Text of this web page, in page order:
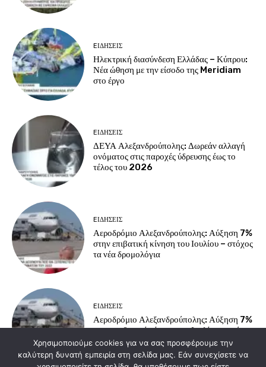
EΙΔΗΣΕΙΣ
Ηλεκτρική διασύνδεση Ελλάδας – Κύπρου:
Νέα ώθηση με την είσοδο της Meridiam
στο έργο
EΙΔΗΣΕΙΣ
ΔΕΥΑ Αλεξανδρούπολης: Δωρεάν αλλαγή
ονόματος στις παροχές ύδρευσης έως το
τέλος του 2026
EΙΔΗΣΕΙΣ
Αεροδρόμιο Αλεξανδρούπολης: Αύξηση 7%
στην επιβατική κίνηση του Ιουλίου – στόχος
τα νέα δρομολόγια
EΙΔΗΣΕΙΣ
Αεροδρόμιο Αλεξανδρούπολης: Αύξηση 7%
στην επιβατική κίνηση του Ιουλίου – στόχος
τα νέα δρομολόγια
Χρησιμοποιούμε cookies για να σας προσφέρουμε την
καλύτερη δυνατή εμπειρία στη σελίδα μας. Εάν συνεχίσετε να